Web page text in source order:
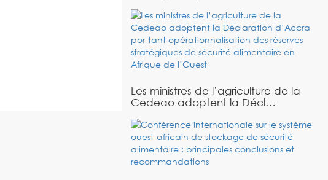
Les ministres de l’agriculture de la
Cedeao adoptent la Décl…